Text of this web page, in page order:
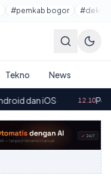
#pemkab bogor
Tekno News
12.10Persoalan